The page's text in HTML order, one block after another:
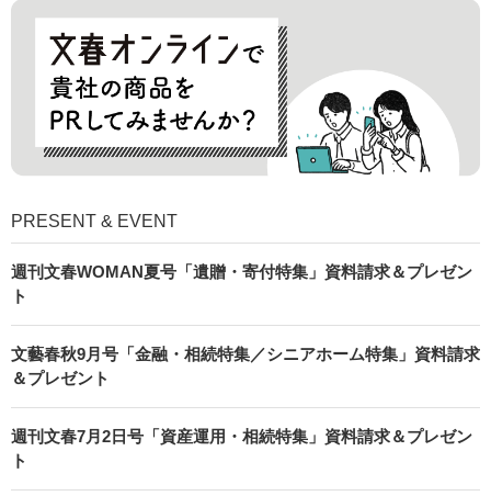
PRESENT & EVENT
週刊文春WOMAN夏号「遺贈・寄付特集」資料請求＆プレゼン
ト
文藝春秋9月号「金融・相続特集／シニアホーム特集」資料請求
＆プレゼント
週刊文春7月2日号「資産運用・相続特集」資料請求＆プレゼン
ト